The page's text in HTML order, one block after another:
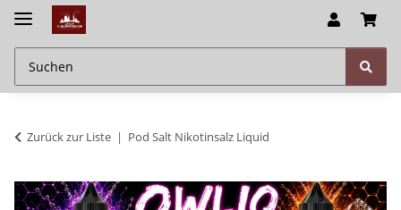
Zurück zur Liste Pod Salt Nikotinsalz Liquid